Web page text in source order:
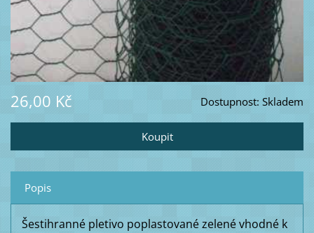
Dostupnost: Skladem
26,00 Kč
Popis
Šestihranné pletivo poplastované zelené vhodné k